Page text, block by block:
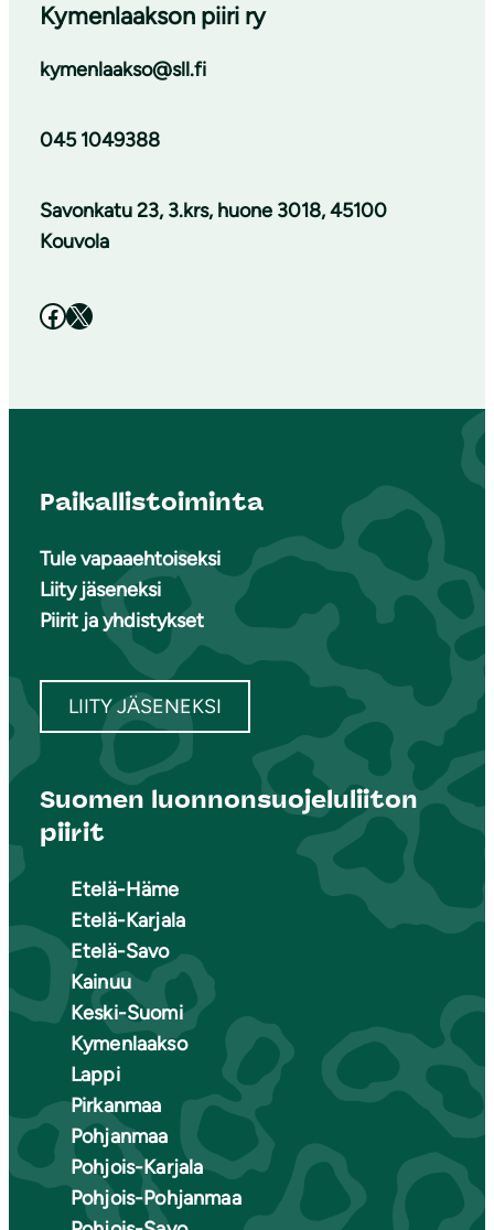
Kymenlaakson piiri ry
kymenlaakso@sll.fi
045 1049388
Savonkatu 23, 3.krs, huone 3018, 45100
Kouvola
Facebook X
Paikallistoiminta
Tule vapaaehtoiseksi
Liity jäseneksi
Piirit ja yhdistykset
LIITY JÄSENEKSI
Suomen luonnonsuojeluliiton
piirit
Etelä-Häme
Etelä-Karjala
Etelä-Savo
Kainuu
Keski-Suomi
Kymenlaakso
Lappi
Pirkanmaa
Pohjanmaa
Pohjois-Karjala
Pohjois-Pohjanmaa